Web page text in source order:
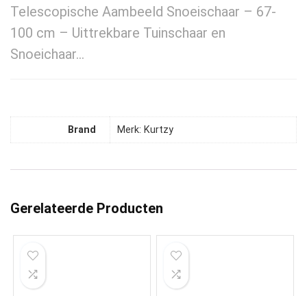
Telescopische Aambeeld Snoeischaar – 67-
100 cm – Uittrekbare Tuinschaar en
Snoeichaar…
Brand Merk: Kurtzy
Gerelateerde Producten